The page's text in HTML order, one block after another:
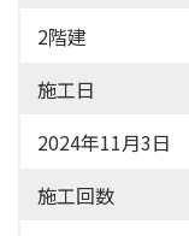
2階建
施工日
2024年11月3日
施工回数